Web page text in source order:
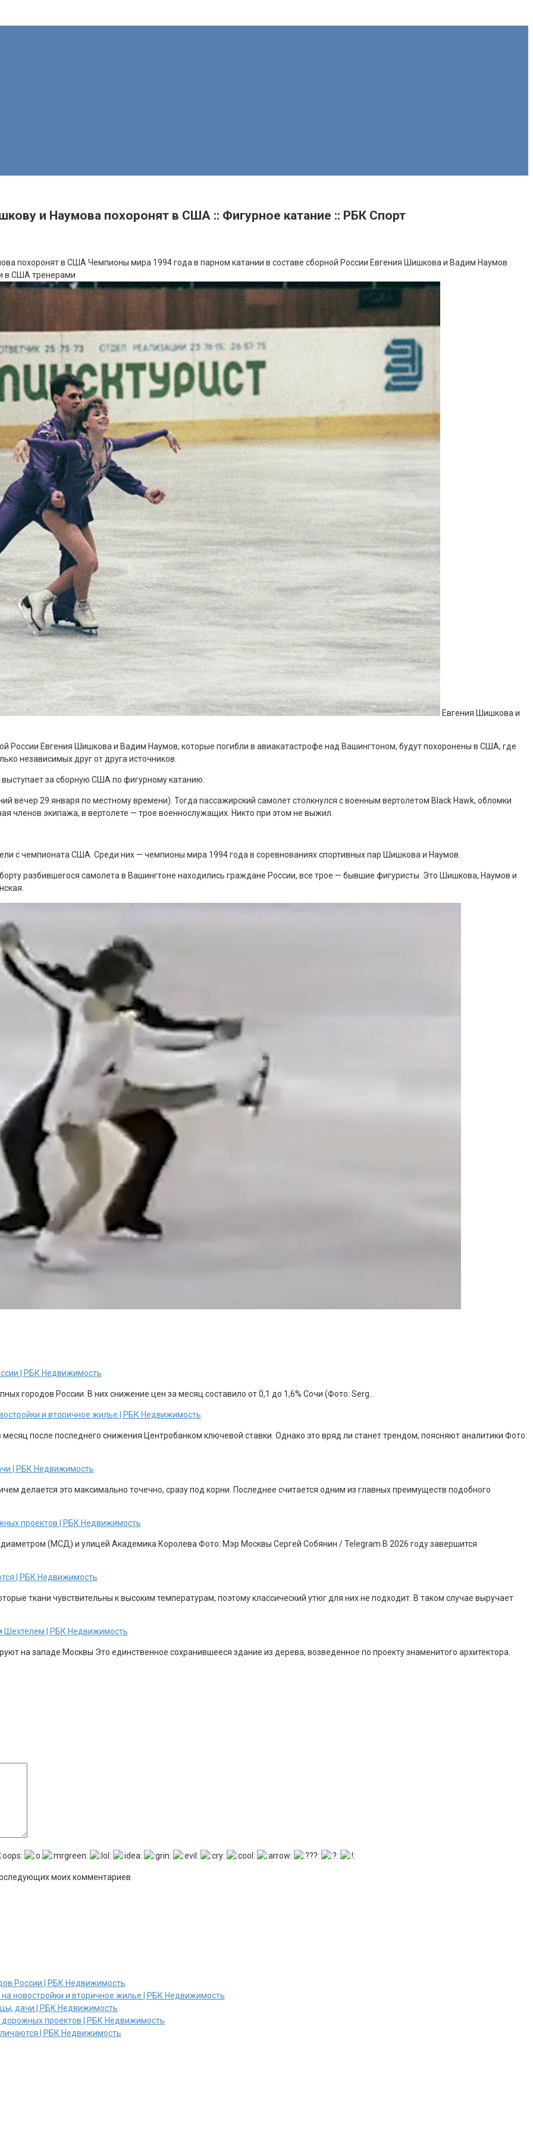
и Наумова похоронят в США :: Фигурное катание :: РБК Спорт
похоронят в США Чемпионы мира 1994 года в парном катании в составе сборной России Евгения Шишкова и Вадим Наумов
в США тренерами
Евгения Шишкова и
России Евгения Шишкова и Вадим Наумов, которые погибли в авиакатастрофе над Вашингтоном, будут похоронены в США, где
независимых друг от друга источников.
за сборную США по фигурному катанию.
вечер 29 января по местному времени). Тогда пассажирский самолет столкнулся с военным вертолетом Black Hawk, обломки
членов экипажа, в вертолете — трое военнослужащих. Никто при этом не выжил.
с чемпионата США. Среди них — чемпионы мира 1994 года в соревнованиях спортивных пар Шишкова и Наумов.
разбившегося самолета в Вашингтоне находились граждане России, все трое — бывшие фигуристы. Это Шишкова, Наумов и
| РБК Недвижимость
городов России. В них снижение цен за месяц составило от 0,1 до 1,6% Сочи (Фото: Serg…
и вторичное жилье | РБК Недвижимость
после последнего снижения Центробанком ключевой ставки. Однако это вряд ли станет трендом, поясняют аналитики Фото:
| РБК Недвижимость
делается это максимально точечно, сразу под корни. Последнее считается одним из главных преимуществ подобного
проектов | РБК Недвижимость
(МСД) и улицей Академика Королева Фото: Мэр Москвы Сергей Собянин / Telegram В 2026 году завершится
| РБК Недвижимость
ткани чувствительны к высоким температурам, поэтому классический утюг для них не подходит. В таком случае выручает
Шехтелем | РБК Недвижимость
на западе Москвы Это единственное сохранившееся здание из дерева, возведенное по проекту знаменитого архитектора.
моих комментариев.
России | РБК Недвижимость
новостройки и вторичное жилье | РБК Недвижимость
дачи | РБК Недвижимость
проектов | РБК Недвижимость
| РБК Недвижимость